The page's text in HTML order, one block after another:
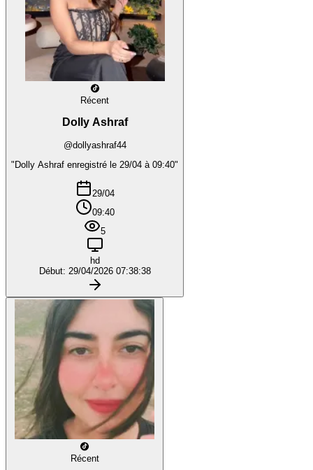
Récent
Dolly Ashraf
@dollyashraf44
"Dolly Ashraf enregistré le 29/04 à 09:40"
29/04
09:40
5
hd
Début: 29/04/2026 07:38:38
Récent